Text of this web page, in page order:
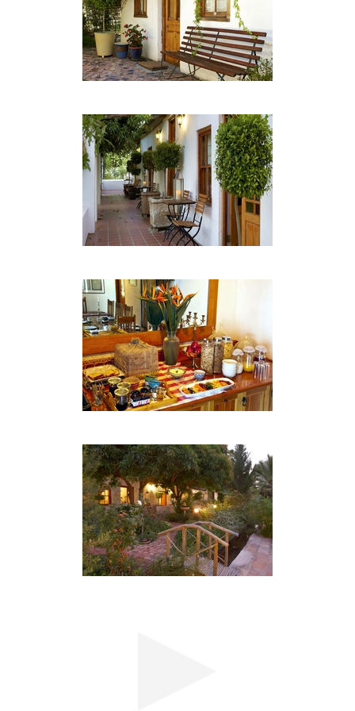
Frühstück ist beträchtlich - Fruchtsäfte, Obstteller,
eine Auswahl an Joghurts, Müsli, Käsebrett,
Brotauswahl, hausgemachte Marmeladen, Kaffee
und eine große Auswahl an Tee.
• Die Lounge verfügt über TV / DVD-Player,
Bücher, Spiele und Spielzeug
• Wir haben drahtloses Internet für den Komfort
der Gäste
• Sicheres Parken abseits der Straße ist möglich
• Braai-Einrichtungen stehen Ihnen zur Verfügung
• Das große Schwimmbad ist ein Segen an einem
heißen Sommertag und der Garten ist eine Oase
AKTIVITÄTEN
Wandern, Mountainbiken, Quadfahren,
Geländewagenfahren, Reiten, Vogelbeobachtung,
Klettern, San Bilder und Wanderwege und vieles
mehr. Das Fremdenverkehrsamt liegt schräg
gegenüber, mit freundlichen, hilfsbereiten Damen.